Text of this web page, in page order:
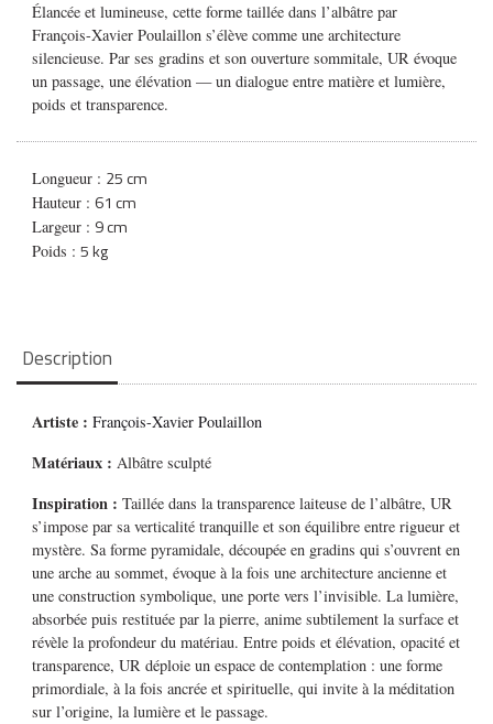
Élancée et lumineuse, cette forme taillée dans l’albâtre par
François-Xavier Poulaillon s’élève comme une architecture
silencieuse. Par ses gradins et son ouverture sommitale,UR évoque
un passage, une élévation — un dialogue entre matière et lumière,
poids et transparence.
Longueur : 25 cm
Hauteur :61 cm
Largeur : 9 cm
Poids :5 kg
Description
Artiste :François-Xavier Poulaillon
Matériaux : Albâtre sculpté
Inspiration :Taillée dans la transparence laiteuse de l’albâtre,UR
s’impose par sa verticalité tranquille et son équilibre entre rigueur et
mystère. Sa forme pyramidale, découpée en gradins qui s’ouvrent en
une arche au sommet, évoque à la fois une architecture ancienne et
une construction symbolique, une porte vers l’invisible.La lumière,
absorbée puis restituée par la pierre, anime subtilement la surface et
révèle la profondeur du matériau. Entre poids et élévation, opacité et
transparence,UR déploie un espace de contemplation : une forme
primordiale, à la fois ancrée et spirituelle, qui invite à la méditation
sur l’origine, la lumière et le passage.